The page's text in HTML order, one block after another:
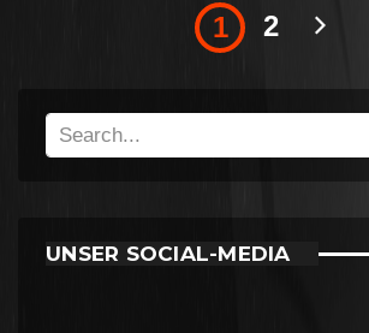
1 2
UNSER SOCIAL-MEDIA